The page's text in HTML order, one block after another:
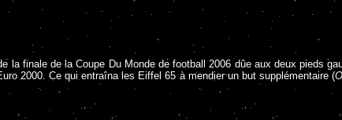
la finale de la Coupe Du Monde de football 2006 dûe aux deux pieds
2000. Ce qui entraîna les Eiffel 65 à mendier un but supplémentaire (